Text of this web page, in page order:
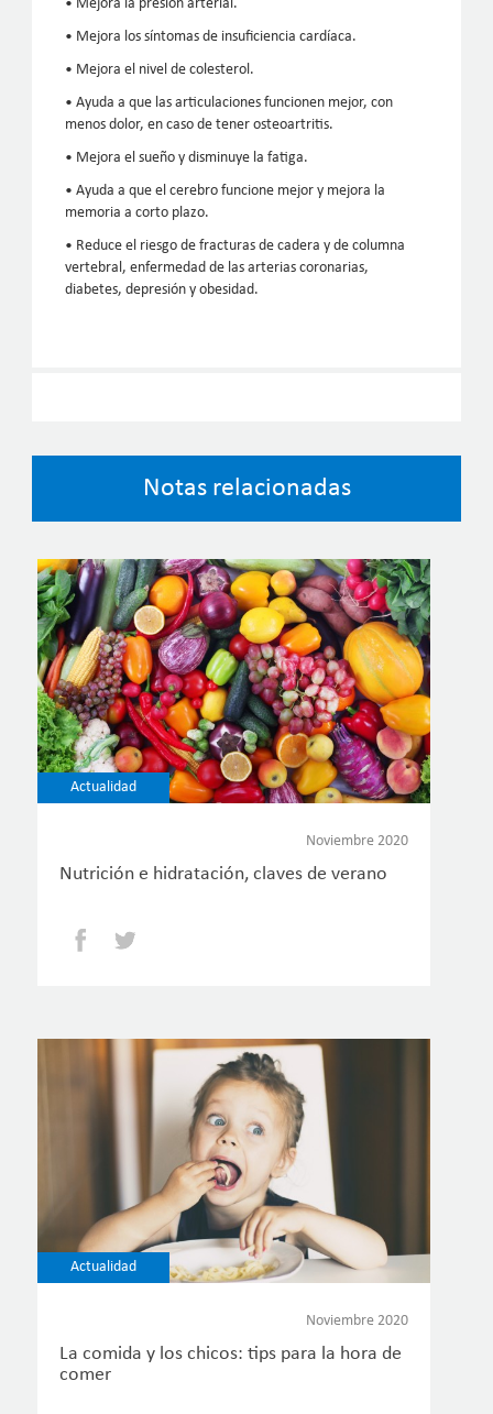
• Mejora la presión arterial.
• Mejora los síntomas de insuficiencia cardíaca.
• Mejora el nivel de colesterol.
• Ayuda a que las articulaciones funcionen mejor, con
menos dolor, en caso de tener osteoartritis.
• Mejora el sueño y disminuye la fatiga.
• Ayuda a que el cerebro funcione mejor y mejora la
memoria a corto plazo.
• Reduce el riesgo de fracturas de cadera y de columna
vertebral, enfermedad de las arterias coronarias,
diabetes, depresión y obesidad.
Notas relacionadas
Actualidad
Noviembre 2020
Nutrición e hidratación, claves de verano
Facebook
Actualidad
Noviembre 2020
La comida y los chicos: tips para la hora de
comer